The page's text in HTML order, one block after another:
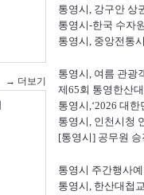
→ 더보기
통영시, 강구안 상
통영시-한국 수자
통영시, 중앙전통
통영시, 여름 관광
제65회 통영한산
통영시,‘2026 대
통영시, 인천시청
[통영시] 공무원
통영시 주간행사
통영시, 한산대첩